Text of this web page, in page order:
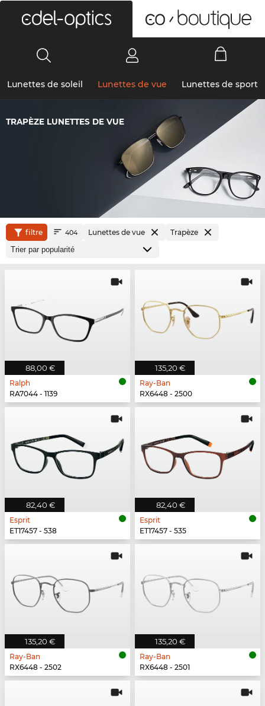
Lunettes de soleil Lunettes de vue Lunettes de sport
TRAPÈZE LUNETTES DE VUE
filtre 404 Lunettes de vue Trapèze
88,00 €
Ralph
RA7044 - 1139
135,20 €
Ray-Ban
RX6448 - 2500
82,40 €
Esprit
ET17457 - 538
82,40 €
Esprit
ET17457 - 535
135,20 €
Ray-Ban
RX6448 - 2502
135,20 €
Ray-Ban
RX6448 - 2501